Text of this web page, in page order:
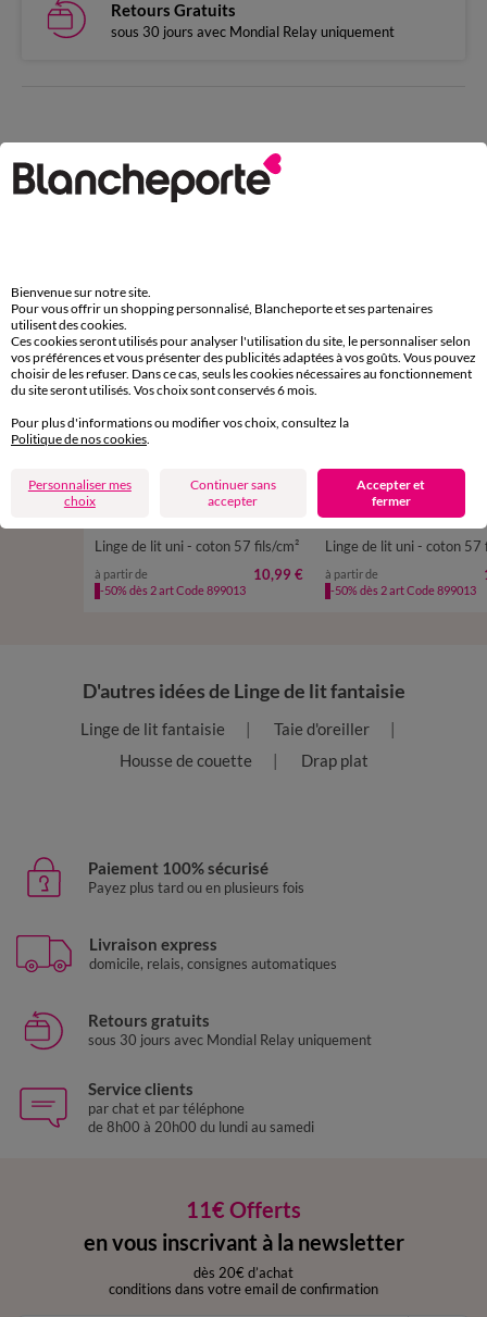
Retours Gratuits
sous 30 jours avec Mondial Relay uniquement
Complétez avec de l'uni
Linge de lit uni - coton 57 fils/cm²
à partir de 10,99 €
-50% dès 2 art Code 899013
Linge de lit uni - coton 57
à partir de
-50% dès 2 art Code 899013
D'autres idées de Linge de lit fantaisie
Linge de lit fantaisie
Taie d'oreiller
Housse de couette
Drap plat
Paiement 100% sécurisé
Payez plus tard ou en plusieurs fois
Livraison express
domicile, relais, consignes automatiques
Retours gratuits
sous 30 jours avec Mondial Relay uniquement
Service clients
par chat et par téléphone
de 8h00 à 20h00 du lundi au samedi
11€ Offerts
en vous inscrivant à la newsletter
dès 20€ d’achat
conditions dans votre email de confirmation
Bienvenue sur notre site.
Pour vous offrir un shopping personnalisé, Blancheporte et ses partenaires
utilisent des cookies.
Ces cookies seront utilisés pour analyser l'utilisation du site, le personnaliser selon
vos préférences et vous présenter des publicités adaptées à vos goûts. Vous pouvez
choisir de les refuser. Dans ce cas, seuls les cookies nécessaires au fonctionnement
du site seront utilisés. Vos choix sont conservés 6 mois.
Pour plus d'informations ou modifier vos choix, consultez la
Politique de nos cookies
Personnaliser mes
choix
Continuer sans
accepter
Accepter et
fermer